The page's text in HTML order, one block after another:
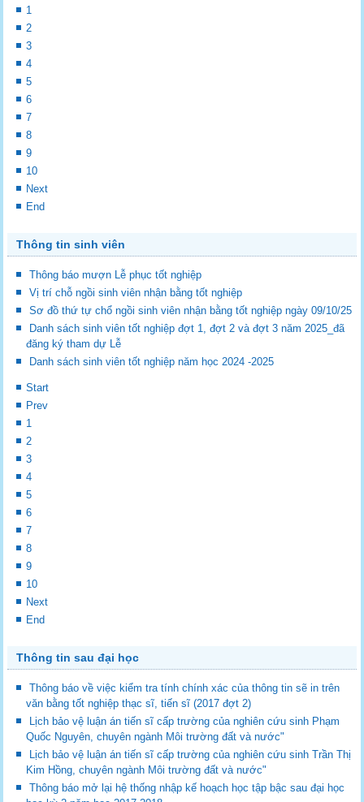
1
2
3
4
5
6
7
8
9
10
Next
End
Thông tin sinh viên
Thông báo mượn Lễ phục tốt nghiệp
Vị trí chỗ ngồi sinh viên nhận bằng tốt nghiệp
Sơ đồ thứ tự chổ ngồi sinh viên nhận bằng tốt nghiệp ngày 09/10/25
Danh sách sinh viên tốt nghiệp đợt 1, đợt 2 và đợt 3 năm 2025_đã
đăng ký tham dự Lễ
Danh sách sinh viên tốt nghiệp năm học 2024 -2025
Start
Prev
1
2
3
4
5
6
7
8
9
10
Next
End
Thông tin sau đại học
Thông báo về việc kiểm tra tính chính xác của thông tin sẽ in trên
văn bằng tốt nghiệp thạc sĩ, tiến sĩ (2017 đợt 2)
Lịch bảo vệ luận án tiến sĩ cấp trường của nghiên cứu sinh Phạm
Quốc Nguyên, chuyên ngành Môi trường đất và nước"
Lịch bảo vệ luận án tiến sĩ cấp trường của nghiên cứu sinh Trần Thị
Kim Hồng, chuyên ngành Môi trường đất và nước"
Thông báo mở lại hệ thống nhập kế hoạch học tập bậc sau đại học